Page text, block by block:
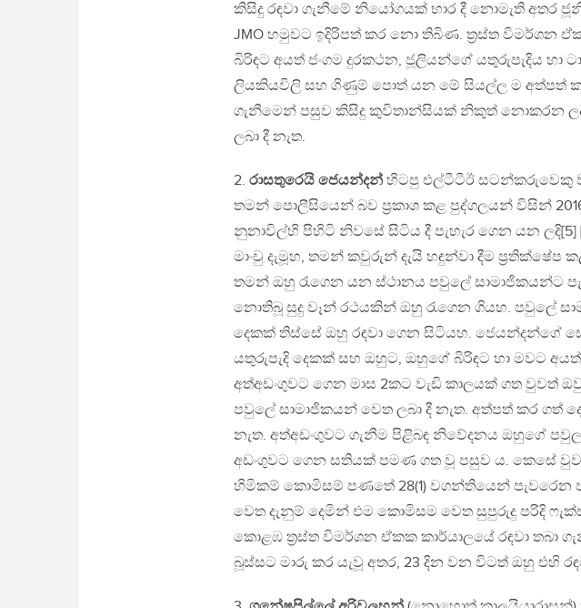
කිසිදු රඳවා ගැනීමේ නියෝගයක් භාර දී නොමැති අතර
JMO හමුවට ඉදිරිපත් කර නො තිබිණ. ත‍්‍රස්ත විමර්ශන
බිරිඳට අයත් ජංගම දුරකථන, ජූලියන්ගේ යතුරුපැදිය හා
ලියකියවිලි සහ ගිණුම් පොත් යන මේ සියල්ල ම අත්පත්
ගැනීමෙන් පසුව කිසිදු කුවිතාන්සියක් නිකුත් නොකරන
ලබා දී නැත.
2. රාසතුරෙයි ජෙයන්දන් හිටපු එල්ටීටීඊ සටන්කරුවෙකු
තමන් පොලීසියෙන් බව ප‍්‍රකාශ කළ පුද්ගලයන් විසින්
නුනාවිල්හි පිහිටි නිවසේ සිටිය දී පැහැර ගෙන යන
මාංචු දැමූහ, තමන් කවුරුන් දැයි හඳුන්වා දීම
තමන් ඔහු රැගෙන යන ස්ථානය පවුලේ සාමාජිකයන්ට
නොතිබූ සුදු වෑන් රථයකින් ඔහු රැගෙන ගියහ. පවුලේ
දෙකක් තිස්සේ ඔහු රඳවා ගෙන සිටියහ. ජෙයන්දන්ගේ
යතුරුපැදි දෙකක් සහ ඔහුට, ඔහුගේ බිරිඳට හා මවට
අත්අඩංගුවට ගෙන මාස 2කට වැඩි කාලයක් ගත
පවුලේ සාමාජිකයන් වෙත ලබා දී නැත. අත්පත් කර ගත්
නැත. අත්අඩංගුවට ගැනීම පිළිබඳ නිවේදනය ඔහුගේ
අඩංගුවට ගෙන සතියක් පමණ ගත වූ පසුව ය. කෙසේ වුව
හිමිකම් කොමිසම් පණතේ 28(1) වගන්තියෙන් පැවරෙන
වෙත දැනුම් දෙමින් එම කොමිසම වෙත සුපුරුදු පරිදි
කොළඹ ත‍්‍රස්ත විමර්ශන ඒකක කාර්යාලයේ රඳවා තබා
බූස්සට මාරු කර යැවූ අතර, 23 දින වන විටත් ඔහු එහි